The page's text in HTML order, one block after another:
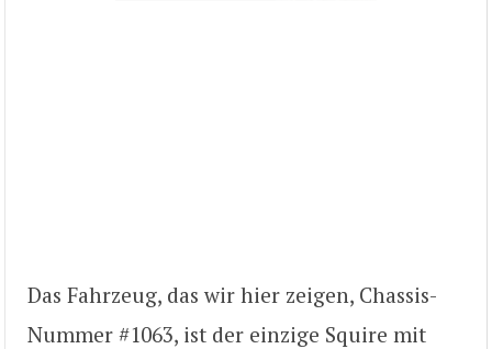
Das Fahrzeug, das wir hier zeigen, Chassis-
Nummer #1063, ist der einzige Squire mit